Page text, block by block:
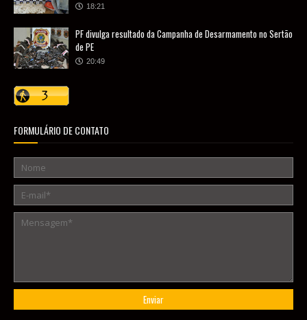
18:21
PF divulga resultado da Campanha de Desarmamento no Sertão
de PE
20:49
FORMULÁRIO DE CONTATO